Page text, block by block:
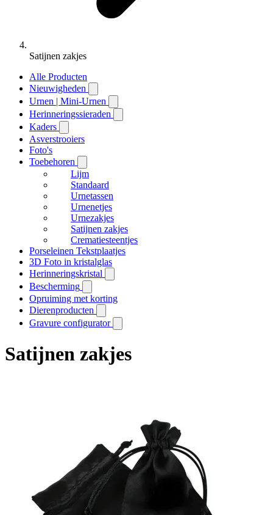
Satijnen zakjes
Alle Producten
Nieuwigheden
Urnen | Mini-Urnen
Herinneringssieraden
Kaders
Asverstrooiers
Foto's
Toebehoren
Lijm
Standaard
Urnetassen
Urnenetjes
Urnezakjes
Satijnen zakjes
Crematiesteentjes
Porseleinen Tekstplaatjes
3D Foto in kristalglas
Herinneringskristal
Bescherming
Opruiming met korting
Dierenproducten
Gravure configurator
Satijnen zakjes